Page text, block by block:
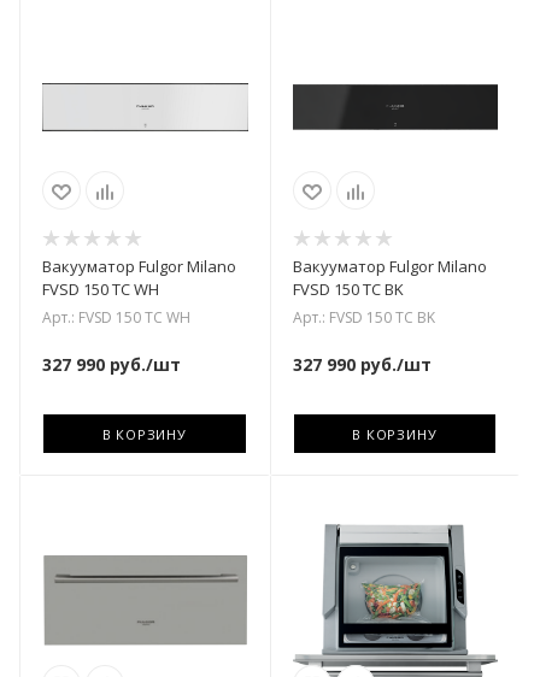
Вакууматор Fulgor Milano
FVSD 150 TC WH
Арт.: FVSD 150 TC WH
327 990 руб./шт
В КОРЗИНУ
Вакууматор Fulgor Milano
FVSD 150 TC BK
Арт.: FVSD 150 TC BK
327 990руб./шт
В КОРЗИНУ